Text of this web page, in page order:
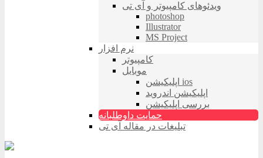
ویدئوهای کامپیوتر و آی تی
photoshop
Illustrator
MS Project
نرم افزار
کامپیوتر
موبایل
اپلیکیشن ios
اپلیکیشن اندروید
بررسی اپلیکیشن
حمایت داوطلبانه
تبلیغات در مقاله آی تی